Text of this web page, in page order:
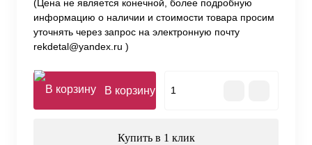
(Цена не является конечной, более подробную
информацию о наличии и стоимости товара просим
уточнять через запрос на электронную почту
rekdetal@yandex.ru )
В корзину
Купить в 1 клик